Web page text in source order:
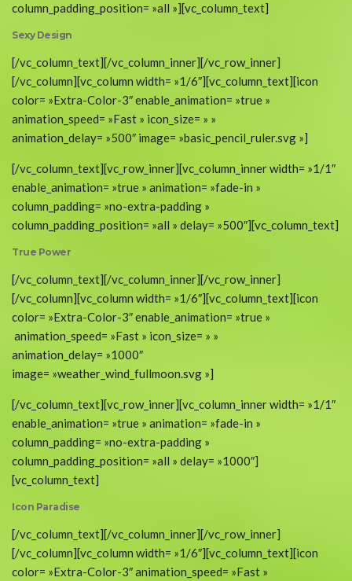
column_padding_position= »all »][vc_column_text]
Sexy Design
[/vc_column_text][/vc_column_inner][/vc_row_inner]
[/vc_column][vc_column width= »1/6″][vc_column_text][icon
color= »Extra-Color-3″ enable_animation= »true »
animation_speed= »Fast » icon_size= » »
animation_delay= »500″ image= »basic_pencil_ruler.svg »]
[/vc_column_text][vc_row_inner][vc_column_inner width= »1/1″
enable_animation= »true » animation= »fade-in »
column_padding= »no-extra-padding »
column_padding_position= »all » delay= »500″][vc_column_text]
True Power
[/vc_column_text][/vc_column_inner][/vc_row_inner]
[/vc_column][vc_column width= »1/6″][vc_column_text][icon
color= »Extra-Color-3″ enable_animation= »true »
animation_speed= »Fast » icon_size= » »
animation_delay= »1000″
image= »weather_wind_fullmoon.svg »]
[/vc_column_text][vc_row_inner][vc_column_inner width= »1/1″
enable_animation= »true » animation= »fade-in »
column_padding= »no-extra-padding »
column_padding_position= »all » delay= »1000″]
[vc_column_text]
Icon Paradise
[/vc_column_text][/vc_column_inner][/vc_row_inner]
[/vc_column][vc_column width= »1/6″][vc_column_text][icon
color= »Extra-Color-3″ animation_speed= »Fast »